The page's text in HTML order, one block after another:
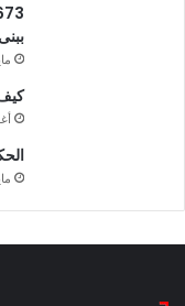
مايو
مايو